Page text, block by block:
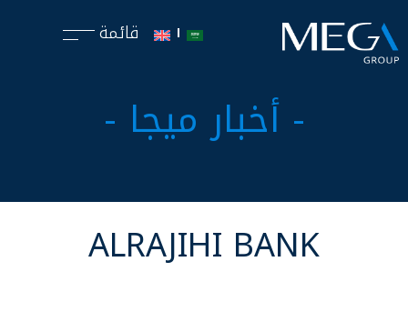
قائمة
- أخبار ميجا -
ALRAJIHI BANK